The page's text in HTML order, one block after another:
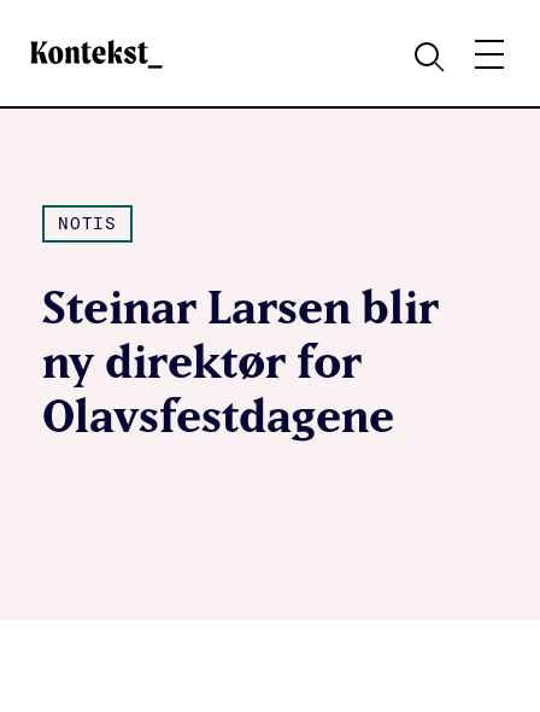
Kontekst
SØKMENY
NOTIS
Steinar Larsen blir
ny direktør for
Olavsfestdagene